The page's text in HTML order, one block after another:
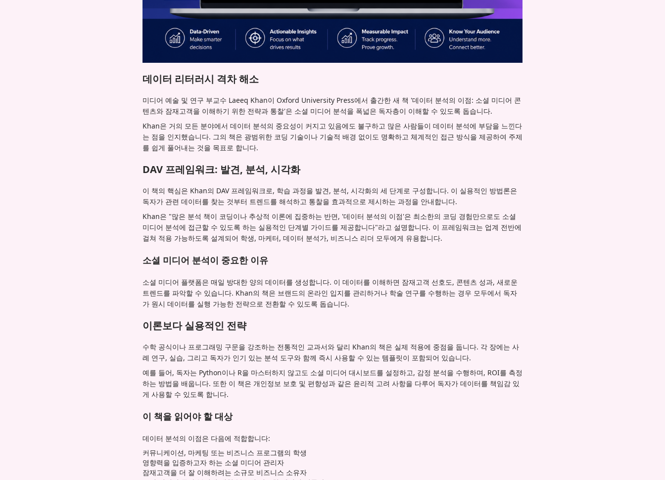
데이터 리터러시 격차 해소
미디어 예술 및 연구 부교수 Laeeq Khan이 Oxford University Press에서 출간한 새 책 '데이터 분석의 이점: 소셜 미디어 콘
텐츠와 잠재고객을 이해하기 위한 전략과 통찰'은 소셜 미디어 분석을 폭넓은 독자층이 이해할 수 있도록 돕습니다.
Khan은 거의 모든 분야에서 데이터 분석의 중요성이 커지고 있음에도 불구하고 많은 사람들이 데이터 분석에 부담을 느낀다
는 점을 인지했습니다. 그의 책은 광범위한 코딩 기술이나 기술적 배경 없이도 명확하고 체계적인 접근 방식을 제공하여 주제
를 쉽게 풀어내는 것을 목표로 합니다.
DAV 프레임워크: 발견, 분석, 시각화
이 책의 핵심은 Khan의 DAV 프레임워크로, 학습 과정을 발견, 분석, 시각화의 세 단계로 구성합니다. 이 실용적인 방법론은
독자가 관련 데이터를 찾는 것부터 트렌드를 해석하고 통찰을 효과적으로 제시하는 과정을 안내합니다.
Khan은 "많은 분석 책이 코딩이나 추상적 이론에 집중하는 반면, '데이터 분석의 이점'은 최소한의 코딩 경험만으로도 소셜
미디어 분석에 접근할 수 있도록 하는 실용적인 단계별 가이드를 제공합니다"라고 설명합니다. 이 프레임워크는 업계 전반에
걸쳐 적용 가능하도록 설계되어 학생, 마케터, 데이터 분석가, 비즈니스 리더 모두에게 유용합니다.
소셜 미디어 분석이 중요한 이유
소셜 미디어 플랫폼은 매일 방대한 양의 데이터를 생성합니다. 이 데이터를 이해하면 잠재고객 선호도, 콘텐츠 성과, 새로운
트렌드를 파악할 수 있습니다. Khan의 책은 브랜드의 온라인 입지를 관리하거나 학술 연구를 수행하는 경우 모두에서 독자
가 원시 데이터를 실행 가능한 전략으로 전환할 수 있도록 돕습니다.
이론보다 실용적인 전략
수학 공식이나 프로그래밍 구문을 강조하는 전통적인 교과서와 달리 Khan의 책은 실제 적용에 중점을 둡니다. 각 장에는 사
례 연구, 실습, 그리고 독자가 인기 있는 분석 도구와 함께 즉시 사용할 수 있는 템플릿이 포함되어 있습니다.
예를 들어, 독자는 Python이나 R을 마스터하지 않고도 소셜 미디어 대시보드를 설정하고, 감정 분석을 수행하며, ROI를 측정
하는 방법을 배웁니다. 또한 이 책은 개인정보 보호 및 편향성과 같은 윤리적 고려 사항을 다루어 독자가 데이터를 책임감 있
게 사용할 수 있도록 합니다.
이 책을 읽어야 할 대상
데이터 분석의 이점은 다음에 적합합니다:
커뮤니케이션, 마케팅 또는 비즈니스 프로그램의 학생
영향력을 입증하고자 하는 소셜 미디어 관리자
잠재고객을 더 잘 이해하려는 소규모 비즈니스 소유자